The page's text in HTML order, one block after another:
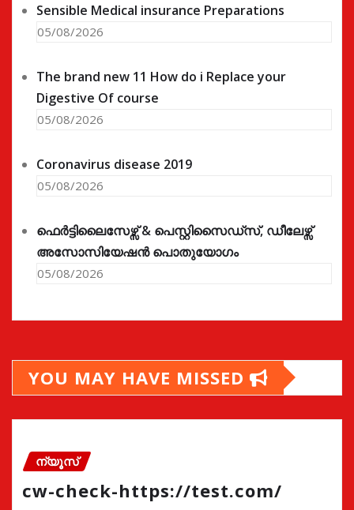
Sensible Medical insurance Preparations
05/08/2026
The brand new 11 How do i Replace your
Digestive Of course
05/08/2026
Coronavirus disease 2019
05/08/2026
ഫെർട്ടിലൈസേഴ്സ് & പെസ്റ്റിസൈഡ്സ്, ഡീലേഴ്സ്
അസോസിയേഷൻ പൊതുയോഗം
05/08/2026
YOU MAY HAVE MISSED
ന്യൂസ്
cw-check-https://test.com/